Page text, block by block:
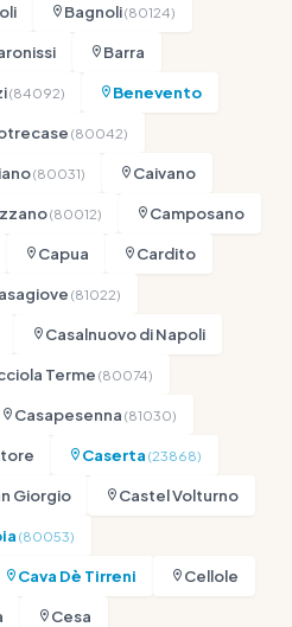
Bagnoli(80124)
Barra
(84092)
Benevento
(80042)
(80031)
Caivano
(80012)
Camposano
Capua
Cardito
(81022)
Casalnuovo di Napoli
Terme(80074)
Casapesenna (81030)
Caserta (23868)
Giorgio
Castel Volturno
(80053)
Cava Dè Tirreni
Cellole
Cesa